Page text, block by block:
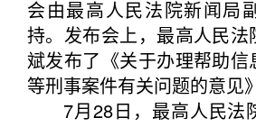
会由最高人民法院新闻局
持。发布会上，最高人民法
斌发布了《关于办理帮助信
等刑事案件有关问题的意见
7月28日，最高人民法